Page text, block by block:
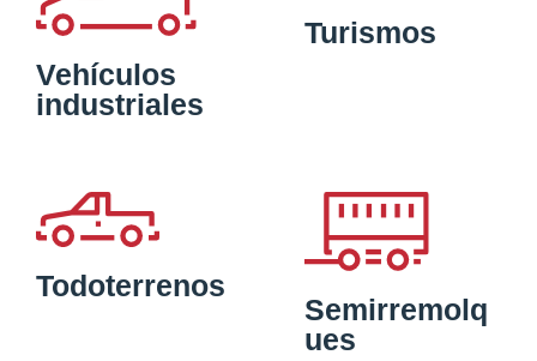
Vehículos
industriales
Turismos
Todoterrenos
Semirremolq
ues